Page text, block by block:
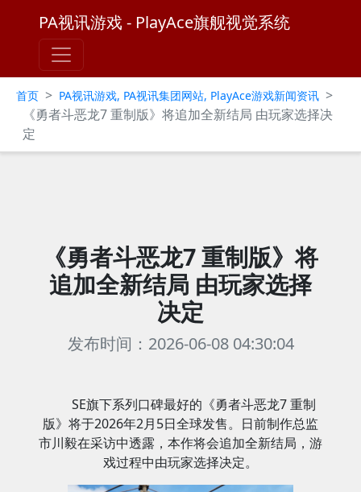
PA视讯游戏 - PlayAce旗舰视觉系统
首页 > PA视讯游戏, PA视讯集团网站, PlayAce游戏新闻资讯 >
《勇者斗恶龙7 重制版》将追加全新结局 由玩家选择决
定
《勇者斗恶龙7 重制版》将
追加全新结局 由玩家选择
决定
发布时间：2026-06-08 04:30:04
SE旗下系列口碑最好的《勇者斗恶龙7 重制
版》将于2026年2月5日全球发售。日前制作总监
市川毅在采访中透露，本作将会追加全新结局，游
戏过程中由玩家选择决定。